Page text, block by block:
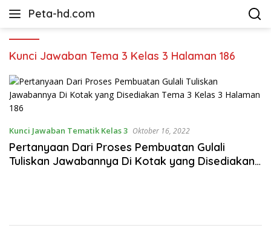
Peta-hd.com
Kumpulan
HD
Kunci Jawaban Tema 3 Kelas 3 Halaman 186
Kunci Jawaban Tematik Kelas 3 Oktober 16, 2022
Pertanyaan Dari Proses Pembuatan Gulali
Tuliskan Jawabannya Di Kotak yang Disediakan